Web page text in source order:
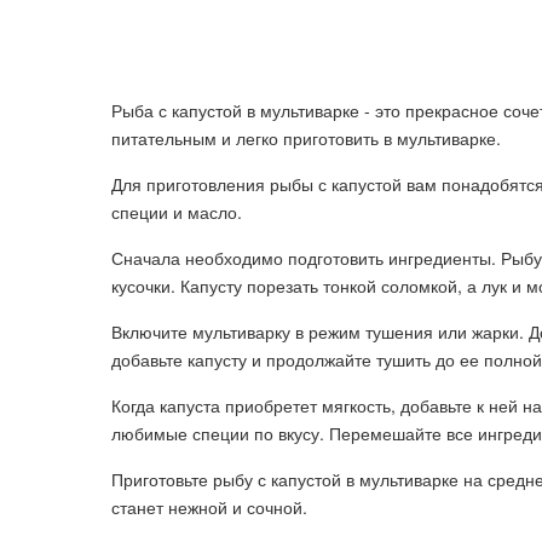
Рыба с капустой в мультиварке - это прекрасное
питательным и легко приготовить в мультиварке.
Для приготовления рыбы с капустой вам
специи и масло.
Сначала необходимо подготовить ингредиенты.
кусочки. Капусту порезать тонкой соломкой, а лук и
Включите мультиварку в режим тушения или жарки.
добавьте капусту и продолжайте тушить до ее
Когда капуста приобретет мягкость, добавьте к
любимые специи по вкусу. Перемешайте все
Приготовьте рыбу с капустой в мультиварке на
станет нежной и сочной.